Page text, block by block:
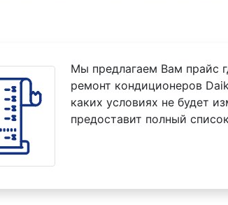
Мы предлагаем Вам прайс
ремонт кондиционеров
каких условиях не будет
предоставит полный